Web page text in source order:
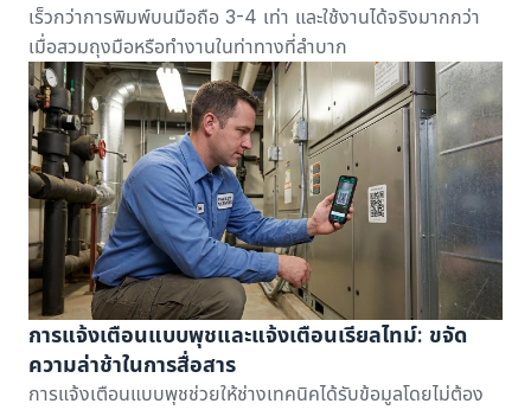
เร็วกว่าการพิมพ์บนมือถือ 3-4 เท่า และใช้งานได้จริงมากกว่า
เมื่อสวมถุงมือหรือทำงานในท่าทางที่ลำบาก
การแจ้งเตือนแบบพุชและแจ้งเตือนเรียลไทม์: ขจัด
ความล่าช้าในการสื่อสาร
การแจ้งเตือนแบบพุชช่วยให้ช่างเทคนิคได้รับข้อมูลโดยไม่ต้อง